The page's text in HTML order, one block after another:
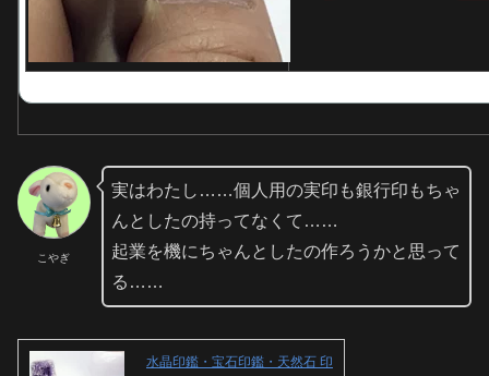
こやぎ
実はわたし……個人用の実印も銀行印もちゃ
んとしたの持ってなくて……
起業を機にちゃんとしたの作ろうかと思って
る……
水晶印鑑・宝石印鑑・天然石 印